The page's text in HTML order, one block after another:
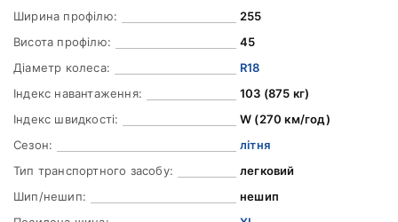
Ширина профілю:
255
Висота профілю:
45
Діаметр колеса:
R18
Індекс навантаження:
103 (875 кг)
Індекс швидкості:
W (270 км/год)
Сезон:
літня
Тип транспортного засобу:
легковий
Шип/нешип:
нешип